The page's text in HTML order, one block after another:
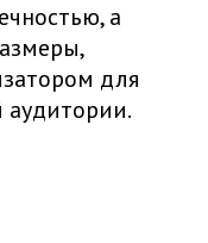
а
для
аудитории.